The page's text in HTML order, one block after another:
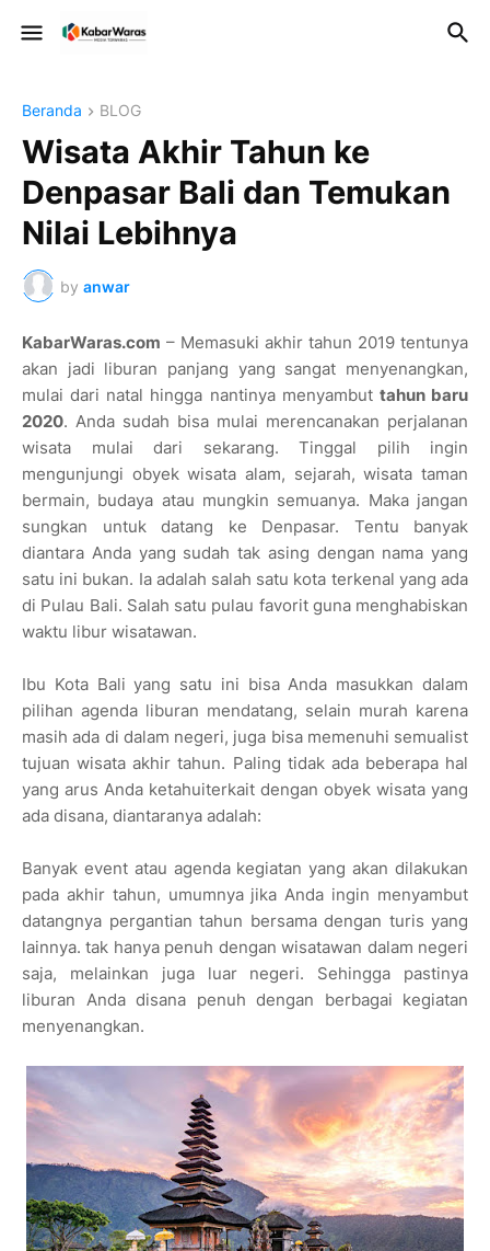
Beranda BLOG
Wisata Akhir Tahun ke
Denpasar Bali dan Temukan
Nilai Lebihnya
by anwar
KabarWaras.com – Memasuki akhir tahun 2019 tentunya
akan jadi liburan panjang yang sangat menyenangkan,
mulai dari natal hingga nantinya menyambut tahun baru
2020. Anda sudah bisa mulai merencanakan perjalanan
wisata mulai dari sekarang. Tinggal pilih ingin
mengunjungi obyek wisata alam, sejarah, wisata taman
bermain, budaya atau mungkin semuanya. Maka jangan
sungkan untuk datang ke Denpasar. Tentu banyak
diantara Anda yang sudah tak asing dengan nama yang
satu ini bukan. Ia adalah salah satu kota terkenal yang ada
di Pulau Bali. Salah satu pulau favorit guna menghabiskan
waktu libur wisatawan.
Ibu Kota Bali yang satu ini bisa Anda masukkan dalam
pilihan agenda liburan mendatang, selain murah karena
masih ada di dalam negeri, juga bisa memenuhi semualist
tujuan wisata akhir tahun. Paling tidak ada beberapa hal
yang arus Anda ketahuiterkait dengan obyek wisata yang
ada disana, diantaranya adalah:
Banyak event atau agenda kegiatan yang akan dilakukan
pada akhir tahun, umumnya jika Anda ingin menyambut
datangnya pergantian tahun bersama dengan turis yang
lainnya. tak hanya penuh dengan wisatawan dalam negeri
saja, melainkan juga luar negeri. Sehingga pastinya
liburan Anda disana penuh dengan berbagai kegiatan
menyenangkan.